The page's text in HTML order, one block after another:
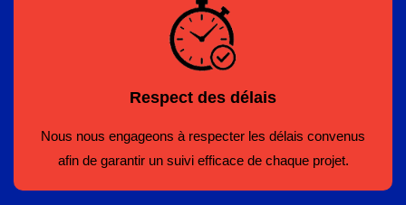
Respect des délais
Nous nous engageons à respecter les délais convenus
afin de garantir un suivi efficace de chaque projet.